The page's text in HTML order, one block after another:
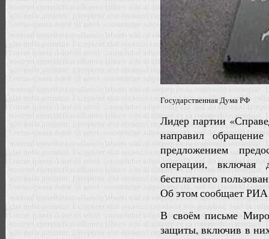
Государственная Дума РФ
Лидер партии
направил
предложением
операции, включая
бесплатного
Об этом сообщает
В своём письме
защиты, включив в